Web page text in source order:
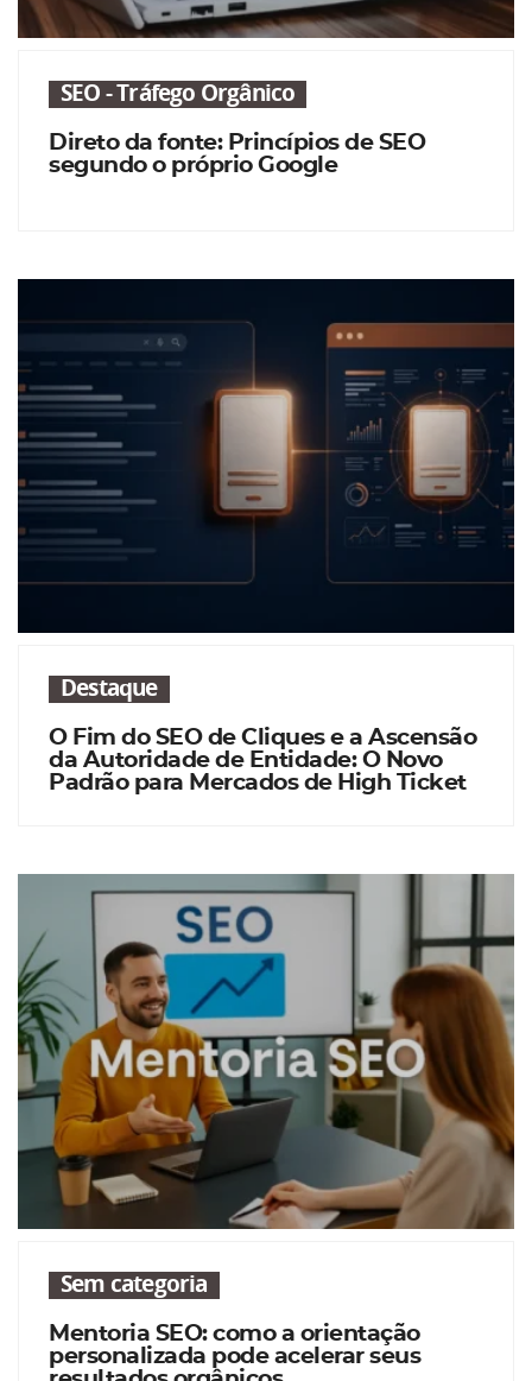
SEO - Tráfego Orgânico
Direto da fonte: Princípios de SEO
segundo o próprio Google
Destaque
O Fim do SEO de Cliques e a Ascensão
da Autoridade de Entidade: O Novo
Padrão para Mercados de High Ticket
Sem categoria
Mentoria SEO: como a orientação
personalizada pode acelerar seus